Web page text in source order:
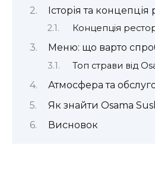
Історія та концепція
Концепція
Меню: що варто
Топ страви від
Атмосфера та
Як знайти Osama
Висновок